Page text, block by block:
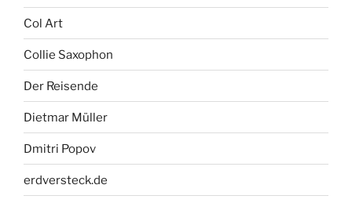
Col Art
Collie Saxophon
Der Reisende
Dietmar Müller
Dmitri Popov
erdversteck.de